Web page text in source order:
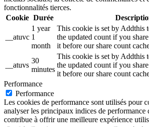
fonctionnalités tierces.
Cookie Durée
__atuvc
1 year
1
month
This cookie is set by Addthis
the updated count if you
it before our share count
__atuvs
30
minutes
This cookie is set by Addthis
the updated count if you
it before our share count
Performance
Performance
Les cookies de performance sont utilisés pour
analyser les principaux indices de performance
contribue à offrir une meilleure expérience